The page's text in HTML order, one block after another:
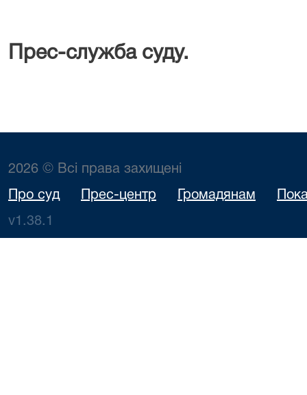
Прес-служба суду.
2026 © Всі права захищені
Про суд Прес-центр Громадянам
v1.38.1